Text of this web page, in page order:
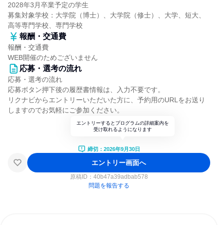
2028年3月卒業予定の学生
募集対象学校：大学院（博士）、大学院（修士）、大学、短大、
高等専門学校、専門学校
報酬・交通費
報酬・交通費
WEB開催のためございません
応募・選考の流れ
応募・選考の流れ
応募ボタン押下後の履歴書情報は、入力不要です。
リクナビからエントリーいただいた方に、予約用のURLをお送り
しますのでお気軽にご参加ください。
エントリーするとプログラムの詳細案内を
受け取れるようになります
締切：2026年9月30日
エントリー画面へ
原稿ID： 40b47a39adbab578
問題を報告する